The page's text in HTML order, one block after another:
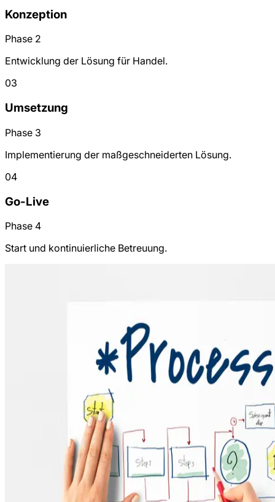
Konzeption
Phase 2
Entwicklung der Lösung für Handel.
03
Umsetzung
Phase 3
Implementierung der maßgeschneiderten Lösung.
04
Go-Live
Phase 4
Start und kontinuierliche Betreuung.